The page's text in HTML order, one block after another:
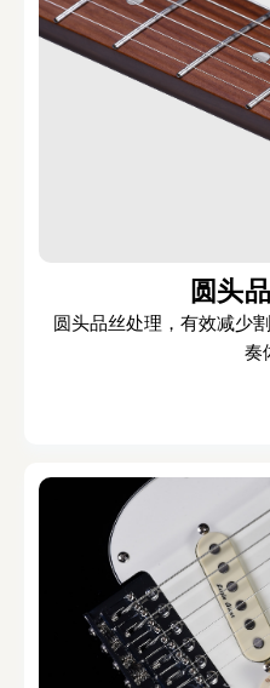
圆头
圆头品丝处理，有效减少
奏